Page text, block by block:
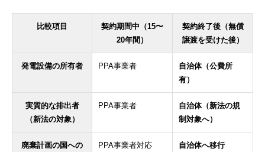
比較項目
契約期間中（15〜
20年間）
契約終了後（無償
譲渡を受けた後）
発電設備の所有者 PPA事業者
自治体（公費所
有）
実質的な排出者
（新法の対象）
PPA事業者
自治体（新法の規
制対象へ）
廃棄計画の国への
PPA事業者対応 自治体へ移行